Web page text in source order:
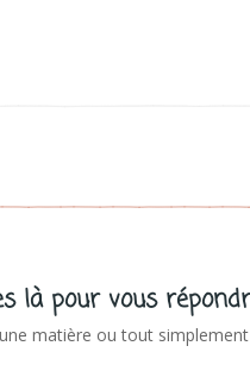
là pour vous
matière ou tout